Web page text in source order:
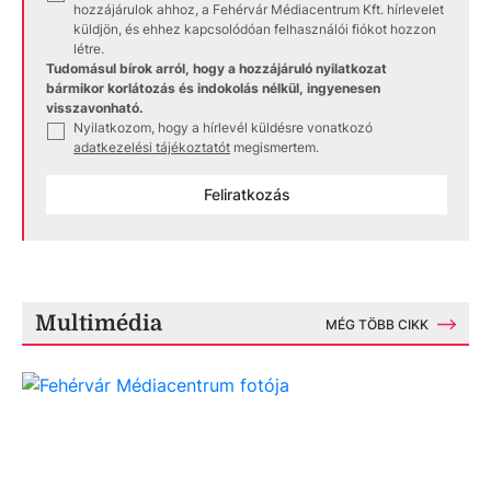
hozzájárulok ahhoz, a Fehérvár Médiacentrum Kft. hírlevelet
küldjön, és ehhez kapcsolódóan felhasználói fiókot hozzon
létre.
Tudomásul bírok arról, hogy a hozzájáruló nyilatkozat
bármikor korlátozás és indokolás nélkül, ingyenesen
visszavonható.
Nyilatkozom, hogy a hírlevél küldésre vonatkozó
adatkezelési tájékoztatót megismertem.
Feliratkozás
Multimédia MÉG TÖBB CIKK